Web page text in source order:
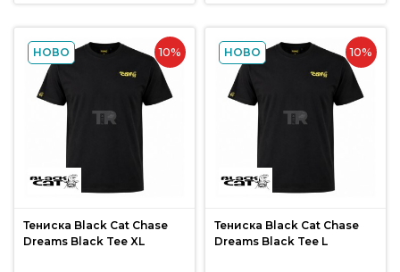
Контакти
Поръчка
доставка
Връщане
НОВО 10%
Тениска Black Cat Chase
Dreams Black Tee XL
НОВО 10%
Тениска Black Cat Chase
Dreams Black Tee L